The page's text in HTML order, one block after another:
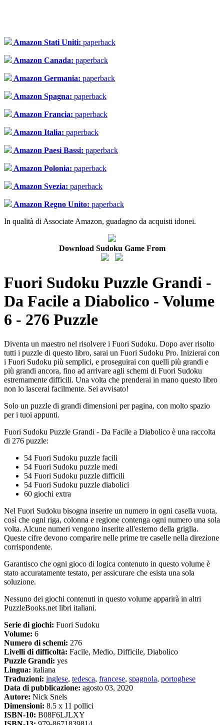
Amazon Stati Uniti: paperback
Amazon Canada: paperback
Amazon Germania: paperback
Amazon Spagna: paperback
Amazon Francia: paperback
Amazon Italia: paperback
Amazon Paesi Bassi: paperback
Amazon Polonia: paperback
Amazon Svezia: paperback
Amazon Regno Unito: paperback
In qualità di Associate Amazon, guadagno da acquisti idonei.
Download Sudoku Game From
Fuori Sudoku Puzzle Grandi -
Da Facile a Diabolico - Volume
6 - 276 Puzzle
Diventa un maestro nel risolvere i Fuori Sudoku. Dopo aver risolto
tutti i puzzle di questo libro, sarai un Fuori Sudoku Pro. Inizierai con
i Fuori Sudoku più semplici, e proseguirai con quelli più grandi e
più grandi ancora, fino ad arrivare agli schemi di Fuori Sudoku
estremamente difficili. Una volta che prenderai in mano questo libro
non lo lascerai facilmente. Sei avvisato!
Solo un puzzle di grandi dimensioni per pagina, con molto spazio
per i tuoi appunti.
Fuori Sudoku Puzzle Grandi - Da Facile a Diabolico è una raccolta
di 276 puzzle:
54 Fuori Sudoku puzzle facili
54 Fuori Sudoku puzzle medi
54 Fuori Sudoku puzzle difficili
54 Fuori Sudoku puzzle diabolici
60 giochi extra
Nel Fuori Sudoku bisogna inserire un numero in ogni casella vuota,
così che ogni riga, colonna e regione contenga ogni numero una sola
volta. Alcune numeri vengono inserite all'esterno della griglia.
Queste cifre devono comparire nelle prime tre caselle nella direzione
corrispondente.
Garantisco che ogni gioco di logica contenuto in questo volume è
stato accuratamente testato, per assicurare che esista una sola
soluzione.
Nessuno dei giochi contenuti in questo volume apparirà in altri
PuzzleBooks.net libri italiani.
Serie di giochi: Fuori Sudoku
Volume: 6
Numero di schemi: 276
Livelli di difficoltà: Facile, Medio, Difficile, Diabolico
Puzzle Grandi: yes
Lingua: italiana
Traduzioni: inglese, tedesca, francese, spagnola, portoghese
Data di pubblicazione: agosto 03, 2020
Autore: Nick Snels
Dimensioni: 8.5 x 11 pollici
ISBN-10: B08F6LJLXY